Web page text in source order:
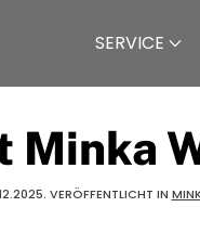
SERVICE
Minka
. VERÖFFENTLICHT IN